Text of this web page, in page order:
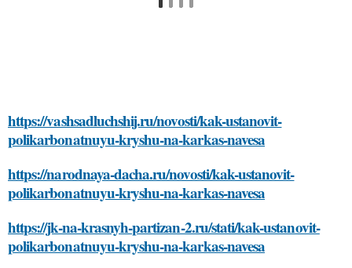
https://vashsadluchshij.ru/novosti/kak-ustanovit-
polikarbonatnuyu-kryshu-na-karkas-navesa
https://narodnaya-dacha.ru/novosti/kak-ustanovit-
polikarbonatnuyu-kryshu-na-karkas-navesa
https://jk-na-krasnyh-partizan-2.ru/stati/kak-ustanovit-
polikarbonatnuyu-kryshu-na-karkas-navesa